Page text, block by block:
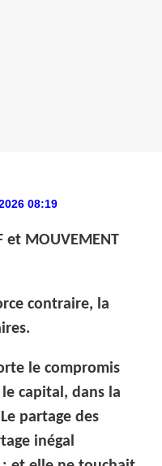
08:19
et MOUVEMENT
contraire, la
le compromis
capital, dans la
partage des
inégal